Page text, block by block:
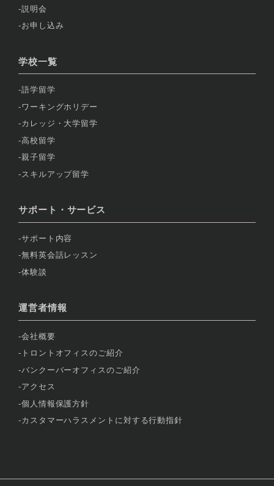
説明会
お申し込み
学校一覧
語学留学
ワーキングホリデー
カレッジ・大学留学
高校留学
親子留学
スキルアップ留学
サポート・サービス
サポート内容
無料英会話レッスン
体験談
運営者情報
会社概要
トロントオフィスのご紹介
バンクーバーオフィスのご紹介
アクセス
個人情報保護方針
カスタマーハラスメントに対する行動指針